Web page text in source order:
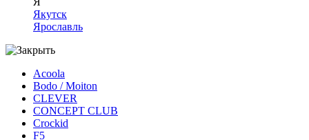
Якутск
Ярославль
Acoola
Bodo / Moiton
CLEVER
CONCEPT CLUB
Crockid
F5